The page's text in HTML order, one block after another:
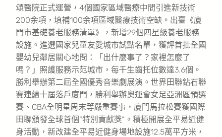
頌醫院正式運營，4個國家區域醫療中間引進新技術
200余項，填補100余項區域醫療技術空缺。出臺《廈
門市基礎養老服務清單》，新增29個四星級養老服務
設施。進選國家兒童友愛城市試點名單，獲評首批全國
嬰幼兒鄰居關心地問：「出什麼事了？家裡怎麼了
嗎？」照護服務示范城市，每千生齒托位數達3.6個。
勝利舉辦第二屆全國優秀音樂劇展演。世界田聯鉆石聯
賽連續十屆落戶廈門，勝利舉辦奧運會女足亞洲區預選
賽、CBA全明星周末等嚴重賽事，廈門馬拉松賽獲國際
田聯頒發全球首個“特別貢獻獎”。積極開展全平易近健
身活動，新改建全平易近健身場地設施12.5萬平方米，